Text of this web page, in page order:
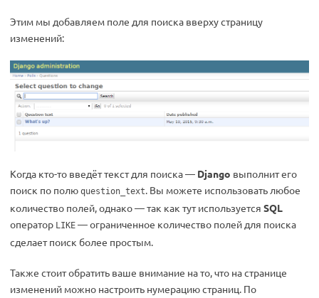
Этим мы добавляем поле для поиска вверху страницу
изменений:
Когда кто-то введёт текст для поиска — Django выполнит его
поиск по полю question_text. Вы можете использовать любое
количество полей, однако — так как тут используется SQL
оператор LIKE — ограниченное количество полей для поиска
сделает поиск более простым.
Также стоит обратить ваше внимание на то, что на странице
изменений можно настроить нумерацию страниц. По